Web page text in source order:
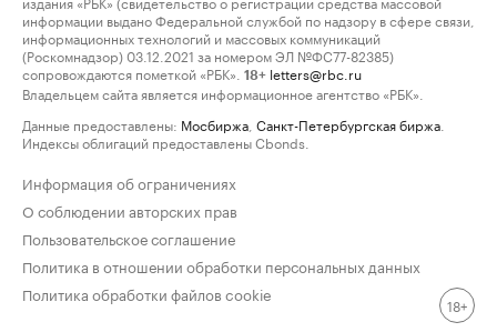
информации выдано Федеральной службой по надзору в сфере связи,
информационных технологий и массовых коммуникаций
(Роскомнадзор) 03.12.2021 за номером ЭЛ №ФС77-82385)
сопровождаются пометкой «РБК».
18+ letters@rbc.ru
Владельцем сайта является информационное агентство «РБК».
Данные предоставлены: Мосбиржа Санкт-Петербургская биржа
Индексы облигаций предоставлены Cbonds.
Информация об ограничениях
О соблюдении авторских прав
Пользовательское соглашение
Политика в отношении обработки персональных данных
Политика обработки файлов cookie
18+